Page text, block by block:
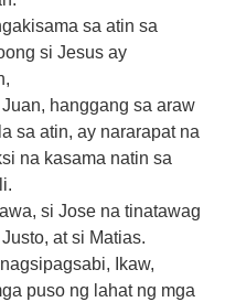
sa atin sa
si Jesus ay
hanggang sa araw
sa atin, ay nararapat na
na kasama natin sa
si Jose na tinatawag
at si Matias.
Ikaw,
puso ng lahat ng mga